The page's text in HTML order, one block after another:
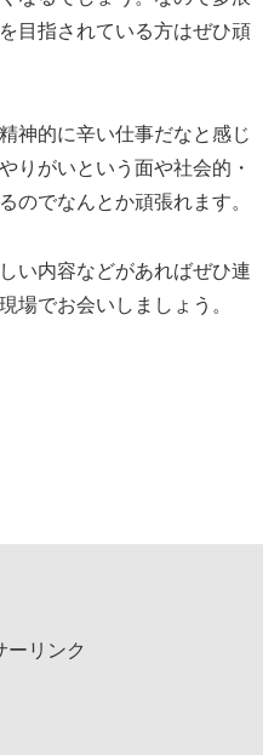
目指されている方はぜひ頑
神的に辛い仕事だなと感じ
りがいという面や社会的・
のでなんとか頑張れます。
い内容などがあればぜひ連
場でお会いしましょう。
ーリンク